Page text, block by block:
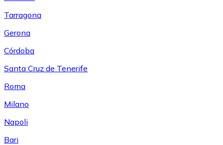
Tarragona
Gerona
Córdoba
Santa Cruz de Tenerife
Roma
Milano
Napoli
Bari